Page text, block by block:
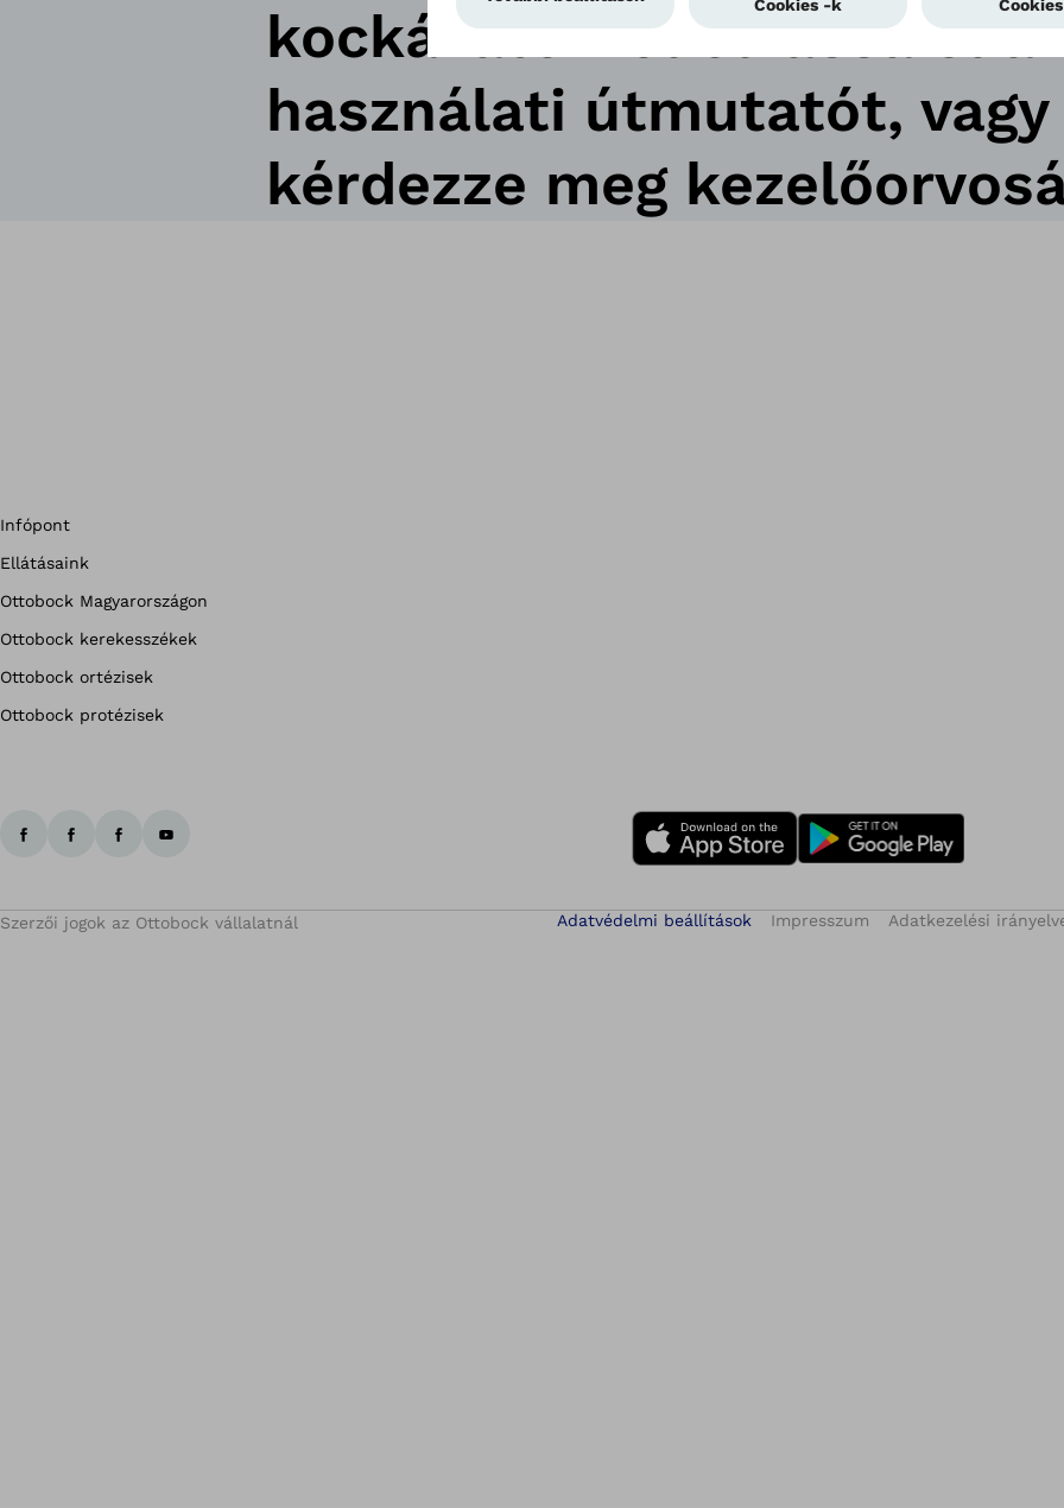
kockázatokról olvassa el a
használati útmutatót, vagy
kérdezze meg
Infópont
Ellátásaink
Ottobock Magyarországon
Ottobock kerekesszékek
Ottobock ortézisek
Ottobock protézisek
Szerzői jogok az Ottobock vállalatnál Adatvédelmi beállítások Impresszum Adatkezelési